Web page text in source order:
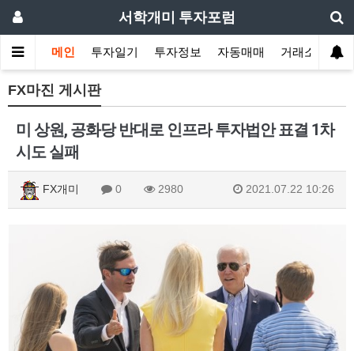
서학개미 투자포럼
메인 투자일기 투자정보 자동매매 거래소
FX마진 게시판
미 상원, 공화당 반대로 인프라 투자법안 표결 1차
시도 실패
FX개미 0 2980 2021.07.22 10:26